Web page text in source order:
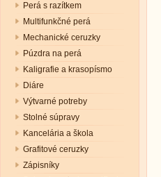
Perá s razítkem
Multifunkčné perá
Mechanické ceruzky
Púzdra na perá
Kaligrafie a krasopísmo
Diáre
Výtvarné potreby
Stolné súpravy
Kancelária a škola
Grafitové ceruzky
Zápisníky